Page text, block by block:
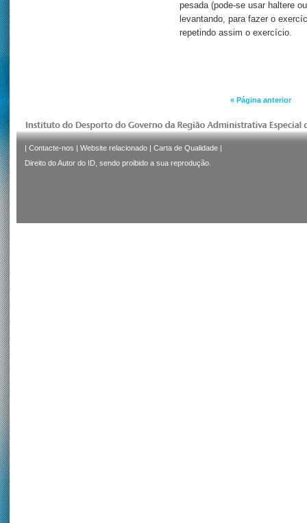
pesada (pode-se usar haltere
levantando, para fazer o
repetindo assim o exercício.
« Página anterior
| Contacte-nos | Website relacionado | Carta de Qualidade |
Direito do Autor do ID, sendo proibido a sua reprodução.